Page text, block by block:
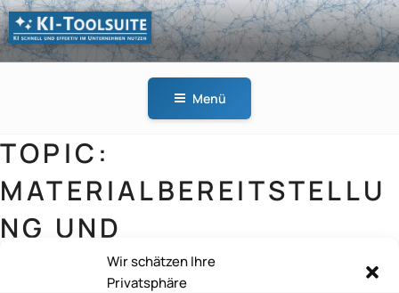
Wir schätzen Ihre
Privatsphäre
Zum
Inhalt
springen
KI-
Menü
TOPIC:
MATERIALBEREITSTELLU
NG UND
KOSTENOPTIMIERUNG